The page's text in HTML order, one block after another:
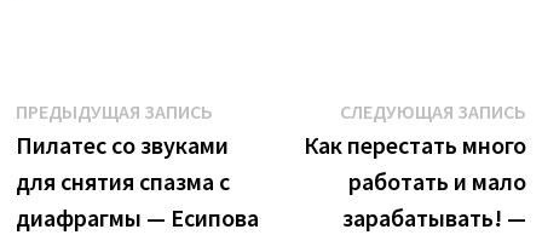
Навигация
по
записям
ПРЕДЫДУЩАЯ ЗАПИСЬПредыдущая
запись:
Пилатес со звуками
для снятия спазма с
диафрагмы — Есипова
СЛЕДУЮЩАЯ ЗАПИСЬ
Как перестать много
работать и мало
зарабатывать! —